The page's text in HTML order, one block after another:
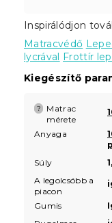
Inspirálódjon
Matracvédő
lycrával Frottír
Kiegészítő
?
Matrac
mérete
Anyaga
Súly
A legolcsóbb a
piacon
Gumis